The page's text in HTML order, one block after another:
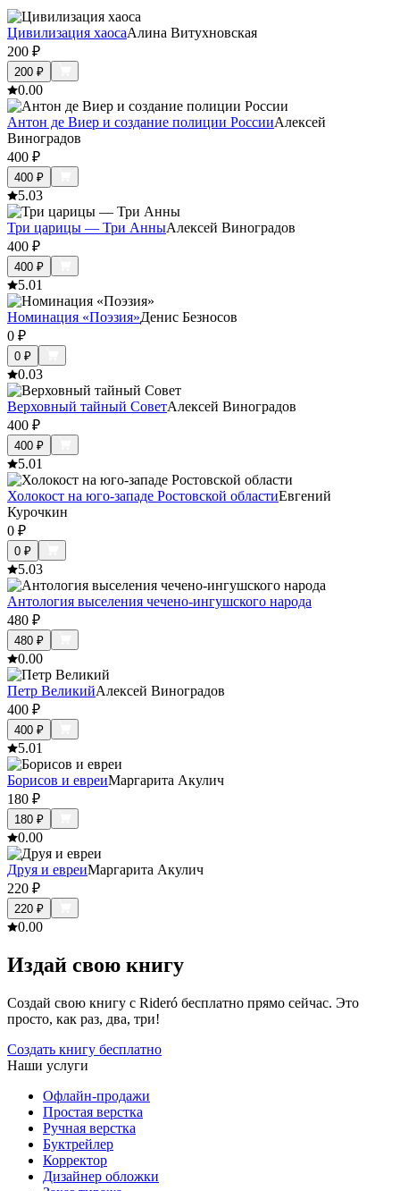
Цивилизация хаосаАлина Витухновская
200 ₽
200 ₽
0.00
Антон де Виер и создание полиции РоссииАлексей
Виноградов
400 ₽
400 ₽
5.03
Три царицы — Три АнныАлексей Виноградов
400 ₽
400 ₽
5.01
Номинация «Поэзия»Денис Безносов
0 ₽
0 ₽
0.03
Верховный тайный СоветАлексей Виноградов
400 ₽
400 ₽
5.01
Холокост на юго-западе Ростовской областиЕвгений
Курочкин
0 ₽
0 ₽
5.03
Антология выселения чечено-ингушского народа
480 ₽
480 ₽
0.00
Петр ВеликийАлексей Виноградов
400 ₽
400 ₽
5.01
Борисов и евреиМаргарита Акулич
180 ₽
180 ₽
0.00
Друя и евреиМаргарита Акулич
220 ₽
220 ₽
0.00
Издай свою книгу
Создай свою книгу с Rideró бесплатно прямо сейчас. Это
просто, как раз, два, три!
Создать книгу бесплатно
Наши услуги
Офлайн-продажи
Простая верстка
Ручная верстка
Буктрейлер
Корректор
Дизайнер обложки